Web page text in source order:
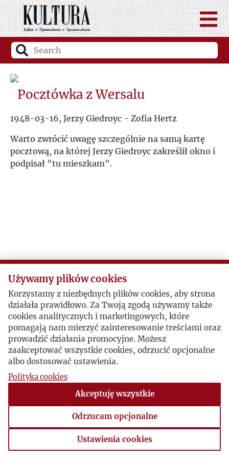
Pocztówka z Wersalu
1948-03-16, Jerzy Giedroyc - Zofia Hertz
Warto zwrócić uwagę szczególnie na samą kartę
pocztową, na której Jerzy Giedroyc zakreślił okno i
podpisał "tu mieszkam".
Używamy plików cookies
Korzystamy z niezbędnych plików cookies, aby strona
działała prawidłowo. Za Twoją zgodą używamy także
cookies analitycznych i marketingowych, które
pomagają nam mierzyć zainteresowanie treściami oraz
prowadzić działania promocyjne. Możesz
zaakceptować wszystkie cookies, odrzucić opcjonalne
albo dostosować ustawienia.
Polityka cookies
Akceptuję wszystkie
Odrzucam opcjonalne
Ustawienia cookies
Ustawienia cookies